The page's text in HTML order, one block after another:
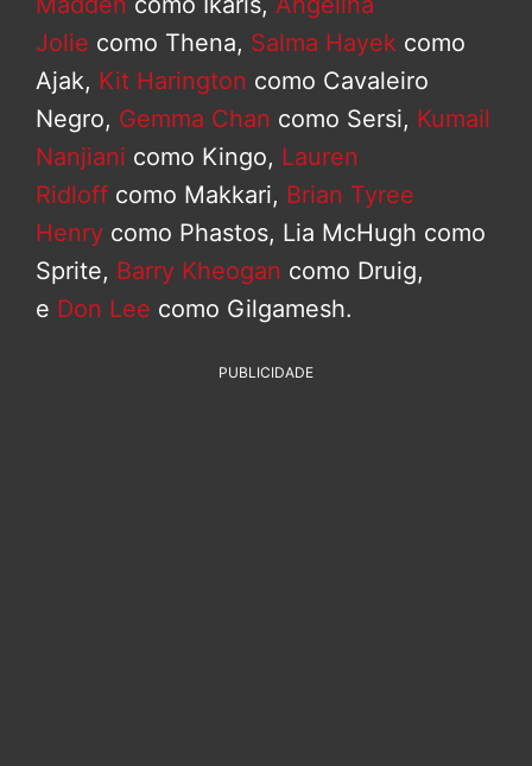
Jolie como Thena, Salma Hayek como
Ajak, Kit Harington como Cavaleiro
Negro, Gemma Chan como Sersi, Kumail
Nanjiani como Kingo, Lauren
Ridloff como Makkari, Brian Tyree
Henry como Phastos, Lia McHugh como
Sprite, Barry Kheogan como Druig,
e Don Lee como Gilgamesh.
PUBLICIDADE